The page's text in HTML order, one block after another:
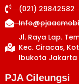
(021) 29842582
Jl. Raya Lap.
Kec. Ciracas,
Ibukota Jakarta
PJA Cileungsi